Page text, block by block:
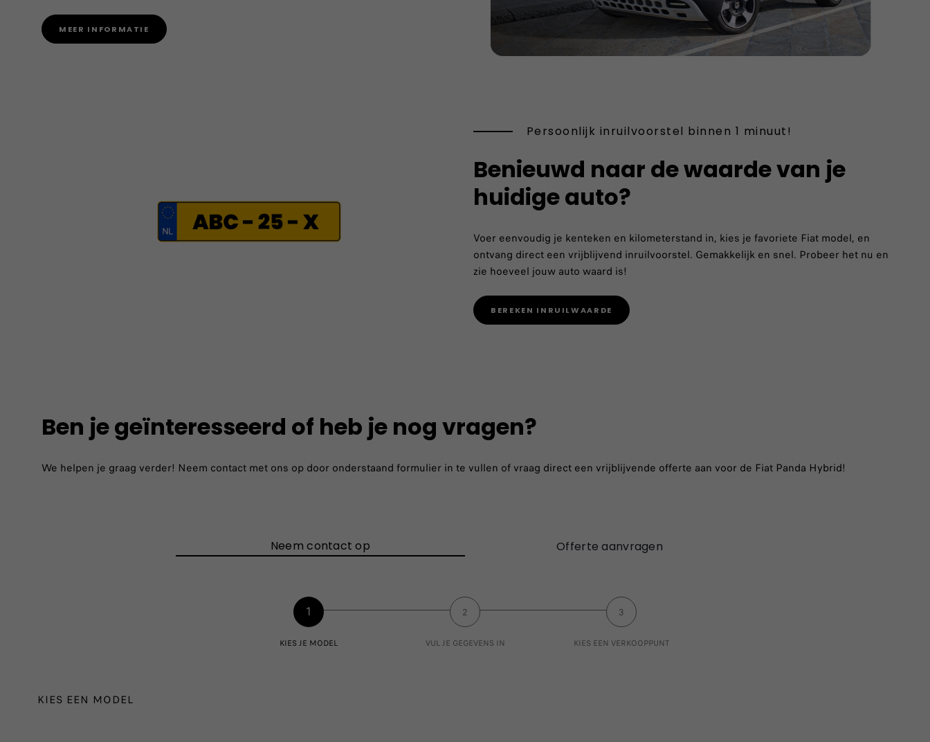
MEER INFORMATIE
Persoonlijk inruilvoorstel binnen 1 minuut!
Benieuwd naar de waarde van je
huidige auto?
Voer eenvoudig je kenteken en kilometerstand in, kies je favoriete Fiat model, en
ontvang direct een vrijblijvend inruilvoorstel. Gemakkelijk en snel. Probeer het nu en
zie hoeveel jouw auto waard is!
BEREKEN INRUILWAARDE
Ben je geïnteresseerd of heb je nog vragen?
We helpen je graag verder! Neem contact met ons op door onderstaand formulier in te vullen of vraag direct een vrijblijvende offerte aan voor de Fiat Panda Hybrid!
Neem contact op Offerte aanvragen
1
KIES JE MODEL
2
VUL JE GEGEVENS IN
3
KIES EEN VERKOOPPUNT
KIES EEN MODEL